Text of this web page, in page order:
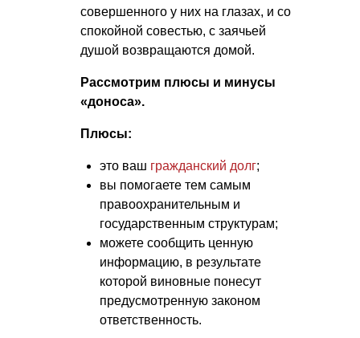
совершенного у них на глазах, и со
спокойной совестью, с заячьей
душой возвращаются домой.
Рассмотрим плюсы и минусы
«доноса».
Плюсы:
это ваш гражданский долг;
вы помогаете тем самым
правоохранительным и
государственным структурам;
можете сообщить ценную
информацию, в результате
которой виновные понесут
предусмотренную законом
ответственность.